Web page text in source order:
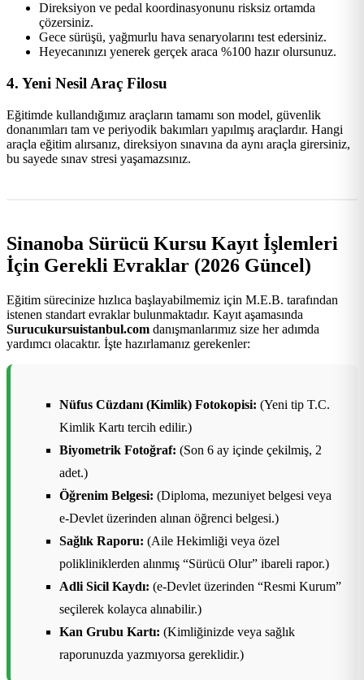
Direksiyon ve pedal koordinasyonunu risksiz ortamda
çözersiniz.
Gece sürüşü, yağmurlu hava senaryolarını test edersiniz.
Heyecanınızı yenerek gerçek araca %100 hazır olursunuz.
4. Yeni Nesil Araç Filosu
Eğitimde kullandığımız araçların tamamı son model, güvenlik
donanımları tam ve periyodik bakımları yapılmış araçlardır. Hangi
araçla eğitim alırsanız, direksiyon sınavına da aynı araçla girersiniz,
bu sayede sınav stresi yaşamazsınız.
Sinanoba Sürücü Kursu Kayıt İşlemleri
İçin Gerekli Evraklar (2026 Güncel)
Eğitim sürecinize hızlıca başlayabilmemiz için M.E.B. tarafından
istenen standart evraklar bulunmaktadır. Kayıt aşamasında
Surucukursuistanbul.com danışmanlarımız size her adımda
yardımcı olacaktır. İşte hazırlamanız gerekenler:
Nüfus Cüzdanı (Kimlik) Fotokopisi: (Yeni tip T.C.
Kimlik Kartı tercih edilir.)
Biyometrik Fotoğraf: (Son 6 ay içinde çekilmiş, 2
adet.)
Öğrenim Belgesi: (Diploma, mezuniyet belgesi veya
e-Devlet üzerinden alınan öğrenci belgesi.)
Sağlık Raporu: (Aile Hekimliği veya özel
polikliniklerden alınmış “Sürücü Olur” ibareli rapor.)
Adli Sicil Kaydı: (e-Devlet üzerinden “Resmi Kurum”
seçilerek kolayca alınabilir.)
Kan Grubu Kartı: (Kimliğinizde veya sağlık
raporunuzda yazmıyorsa gereklidir.)